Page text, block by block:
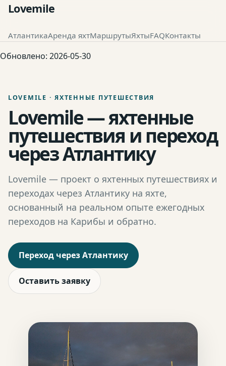
Lovemile
АтлантикаАренда яхтМаршрутыЯхтыFAQКонтакты
Обновлено: 2026-05-30
LOVEMILE · ЯХТЕННЫЕ ПУТЕШЕСТВИЯ
Lovemile — яхтенные
путешествия и переход
через Атлантику
Lovemile — проект о яхтенных путешествиях и
переходах через Атлантику на яхте,
основанный на реальном опыте ежегодных
переходов на Карибы и обратно.
Переход через Атлантику
Оставить заявку